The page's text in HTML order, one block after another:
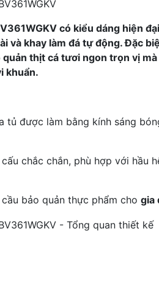
có kiểu dáng hiện
và khay làm đá tự động. Đặc
thịt cá tươi ngon trọn vị
khuẩn.
được làm bằng kính sáng
chắc chắn, phù hợp với hầu
bảo quản thực phẩm cho gia